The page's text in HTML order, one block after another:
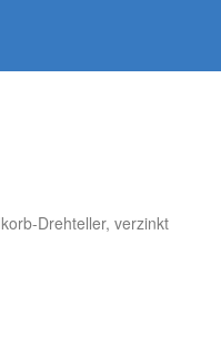
Drehteller, verzinkt